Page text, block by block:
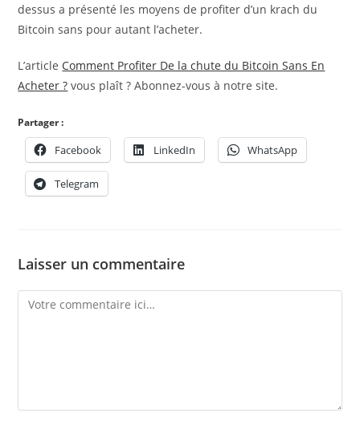
dessus a présenté les moyens de profiter d’un krach du
Bitcoin sans pour autant l’acheter.
L’article Comment Profiter De la chute du Bitcoin Sans En
Acheter ? vous plaît ? Abonnez-vous à notre site.
Partager :
Facebook LinkedIn WhatsApp
Telegram
Laisser un commentaire
Comment